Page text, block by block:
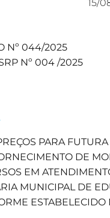
15/
Nº 044/2025
Nº 004 /2025
PARA
DE
EM
MUNICIPAL DE
ESTABELECIDO